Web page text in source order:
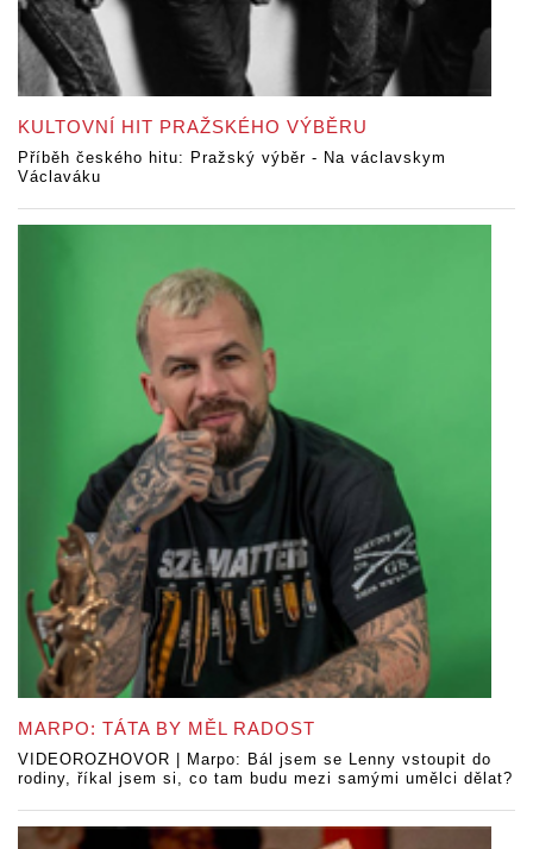
KULTOVNÍ HIT PRAŽSKÉHO VÝBĚRU
Příběh českého hitu: Pražský výběr - Na václavskym
Václaváku
MARPO: TÁTA BY MĚL RADOST
VIDEOROZHOVOR | Marpo: Bál jsem se Lenny vstoupit do
rodiny, říkal jsem si, co tam budu mezi samými umělci dělat?